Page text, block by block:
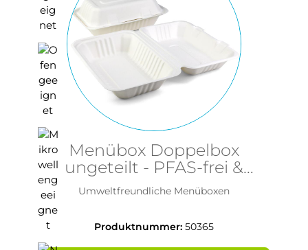
Menübox Doppelbox
ungeteilt - PFAS-frei &
nachhaltig - Senza
230x153x80mm aus Bagasse
Umweltfreundliche Menüboxen
Produktnummer: 50365